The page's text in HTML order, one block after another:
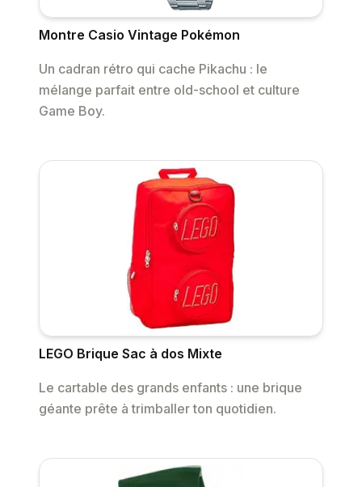
Montre Casio Vintage Pokémon
Un cadran rétro qui cache Pikachu : le
mélange parfait entre old-school et culture
Game Boy.
LEGO Brique Sac à dos Mixte
Le cartable des grands enfants : une brique
géante prête à trimballer ton quotidien.